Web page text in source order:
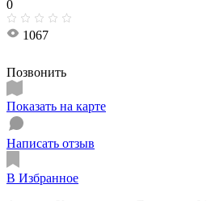
0
1067
Позвонить
Показать на карте
Написать отзыв
В Избранное